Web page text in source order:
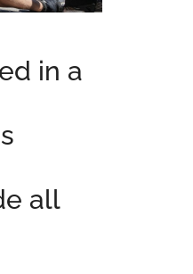
in a
all